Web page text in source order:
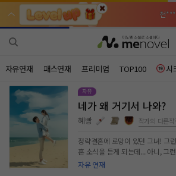
천***
천***
메**님
메**님
주
주
베**님
베**님
자유연재 패스연재 프리미엄 TOP100 시
네가 왜 거기서 나와?
혜빵 작가의 다른작
자유 연재
정략결혼에 로망이 있던 그녀! 그
혼 소식을 듣게 되는데... 아니, 그
정훈이라고?! 어떻게 친구랑 결혼